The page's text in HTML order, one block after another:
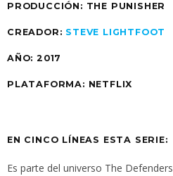
PRODUCCIÓN: THE PUNISHER
CREADOR: STEVE LIGHTFOOT
AÑO: 2017
PLATAFORMA: NETFLIX
EN CINCO LÍNEAS ESTA SERIE:
Es parte del universo The Defenders